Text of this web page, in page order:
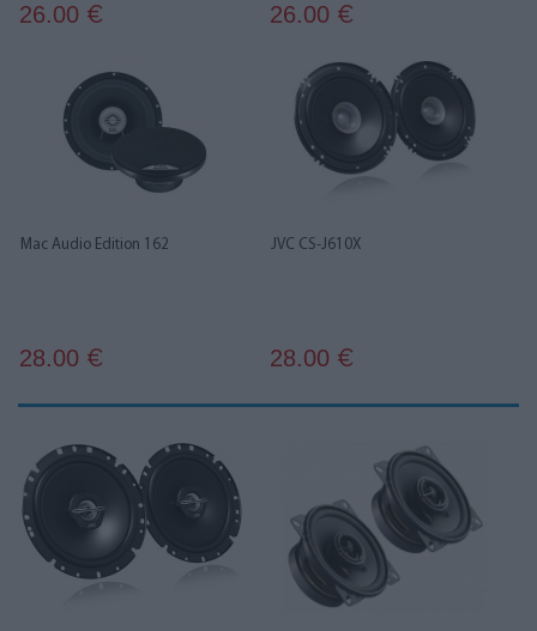
26.00 € 26.00 €
Mac Audio Edition 162
28.00 €
JVC CS-J610X
28.00 €